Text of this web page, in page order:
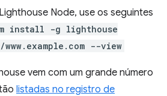
Node, use os seguintes
install -g lighthouse
--view
vem com um grande número
listadas no registro de